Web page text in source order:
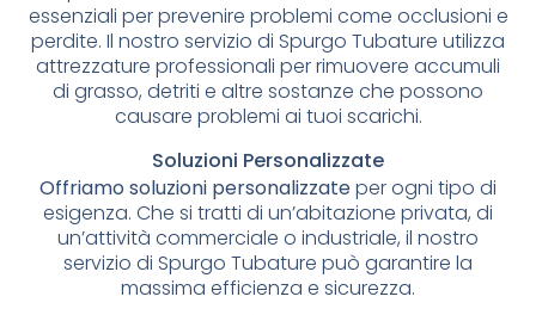
essenziali per prevenire problemi come occlusioni e
perdite. Il nostro servizio di Spurgo Tubature utilizza
attrezzature professionali per rimuovere accumuli
di grasso, detriti e altre sostanze che possono
causare problemi ai tuoi scarichi.
Soluzioni Personalizzate
Offriamo soluzioni personalizzateper ogni tipo di
esigenza. Che si tratti di un’abitazione privata, di
un’attività commerciale o industriale, il nostro
servizio di Spurgo Tubature può garantire la
massima efficienza e sicurezza.